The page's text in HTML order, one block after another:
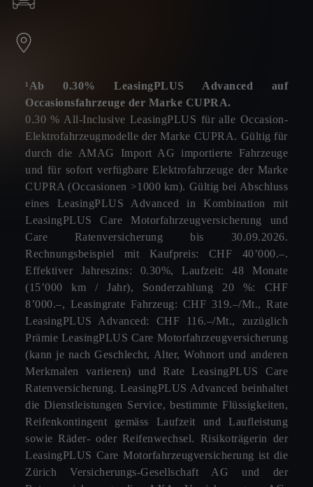
¹Ab 0.30% LeasingPLUS Advanced auf
Occasionsfahrzeuge der Marke CUPRA.
0.30 % All-Inclusive LeasingPLUS für alle Occasion-
Elektrofahrzeugmodelle der Marke CUPRA. Gültig für
durch die AMAG Import AG importierte Fahrzeuge
und für sofort verfügbare Elektrofahrzeuge der Marke
CUPRA (Occasionen >1000 km). Gültig bei Abschluss
eines LeasingPLUS Advanced in Kombination mit
LeasingPLUS Care Motorfahrzeugversicherung und
Care Ratenversicherung bis 30.09.2026.
Rechnungsbeispiel mit Kaufpreis: CHF 40’000.–.
Effektiver Jahreszins: 0.30%, Laufzeit: 48 Monate
(15’000 km / Jahr), Sonderzahlung 20 %: CHF
8’000.–, Leasingrate Fahrzeug: CHF 319.–/Mt., Rate
LeasingPLUS Advanced: CHF 116.–/Mt., zuzüglich
Prämie LeasingPLUS Care Motorfahrzeugversicherung
(kann je nach Geschlecht, Alter, Wohnort und anderen
Merkmalen variieren) und Rate LeasingPLUS Care
Ratenversicherung. LeasingPLUS Advanced beinhaltet
die Dienstleistungen Service, bestimmte Flüssigkeiten,
Reifenkontingent gemäss Laufzeit und Laufleistung
sowie Räder- oder Reifenwechsel. Risikoträgerin der
LeasingPLUS Care Motorfahrzeugversicherung ist die
Zürich Versicherungs-Gesellschaft AG und der